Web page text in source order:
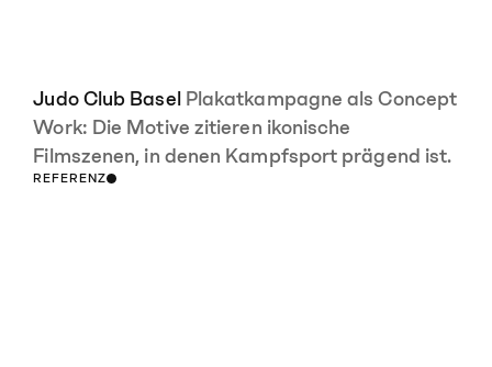
Judo Club Basel Plakatkampagne als Concept
Work: Die Motive zitieren ikonische
Filmszenen, in denen Kampfsport prägend ist.
REFERENZ